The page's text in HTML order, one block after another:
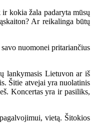
kokia žala padaryta mūsų
Ar reikalinga būtų
nuomonei pritariančius
lankymasis Lietuvon ar iš
Šitie atvejai yra nuolatinis
Koncertas yra ir pasiliks,
vietą. Šitokios